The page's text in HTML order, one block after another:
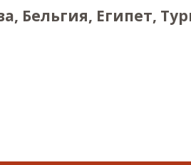
Бельгия, Египет,